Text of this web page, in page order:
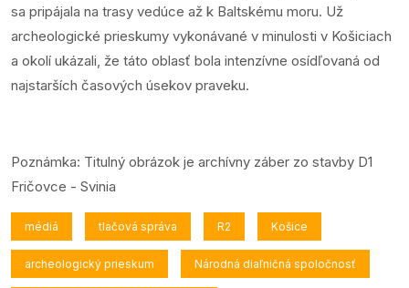
sa pripájala na trasy vedúce až k Baltskému moru. Už
archeologické prieskumy vykonávané v minulosti v Košiciach
a okolí ukázali, že táto oblasť bola intenzívne osídľovaná od
najstarších časových úsekov praveku.
Poznámka: Titulný obrázok je archívny záber zo stavby D1
Fričovce - Svinia
médiá tlačová správa R2 Košice
archeologický prieskum Národná diaľničná spoločnosť